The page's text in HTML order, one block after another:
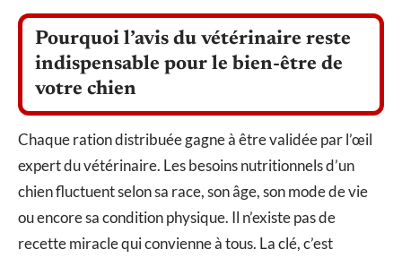
Pourquoi l’avis du vétérinaire reste
indispensable pour le bien-être de
votre chien
Chaque ration distribuée gagne à être validée par l’œil
expert du vétérinaire. Les besoins nutritionnels d’un
chien fluctuent selon sa race, son âge, son mode de vie
ou encore sa condition physique. Il n’existe pas de
recette miracle qui convienne à tous. La clé, c’est